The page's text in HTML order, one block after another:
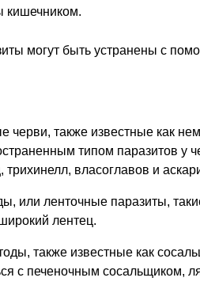
кишечником.
могут быть устранены с
черви, также известные как
типом паразитов у
трихинелл, власоглавов и
или ленточные паразиты,
лентец.
также известные как
с печеночным сосальщиком,